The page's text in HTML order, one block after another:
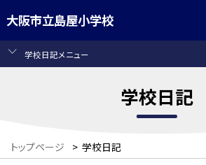
大阪市立島屋小学校
学校日記メニュー
学校日記
トップページ > 学校日記